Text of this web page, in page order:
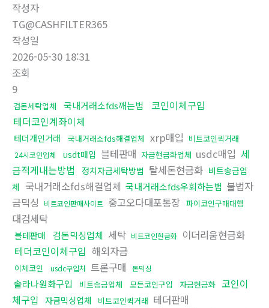
작성자
TG@CASHFILTER365
작성일
2026-05-30 18:31
조회
9
검돈세탁업체 국내거래소fds깨는법
코인이체구입
테더코인계좌이체
테더개인거래 국내거래소fds해결업체 xrp매입 비트코인퀵거래
24시코인업체 usdt매입 블테판매 자금현금화업체 usdc매입 세
금적게내는방법
정치자금세탁방법 탈세돈현금화 비트송금업
체 국내거래소fds해결업체 국내거래소fds우회하는법 불법자
금믹싱
비트코인판매사이트 중고오다대포통장 파이코인구매대행
대검세탁
블테판매 검돈믹싱업체 세탁 비트코인현금화 이더리움현금화
테더코인이체구입 해외자금
이체코인 usdc구입처 트론구매 돈믹싱
솔라나원화구입 비트송금업체 모든코인구입 자금현금화 코인이
체구입 자금믹싱업체 비트코인퀵거래 테더판매